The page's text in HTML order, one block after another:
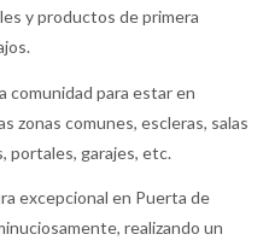
y productos de primera
comunidad para estar en
zonas comunes, escleras, salas
portales, garajes, etc.
excepcional en Puerta de
realizando un